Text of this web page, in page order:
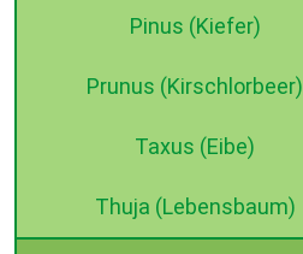
Pinus (Kiefer)
Prunus (Kirschlorbeer)
Taxus (Eibe)
Thuja (Lebensbaum)